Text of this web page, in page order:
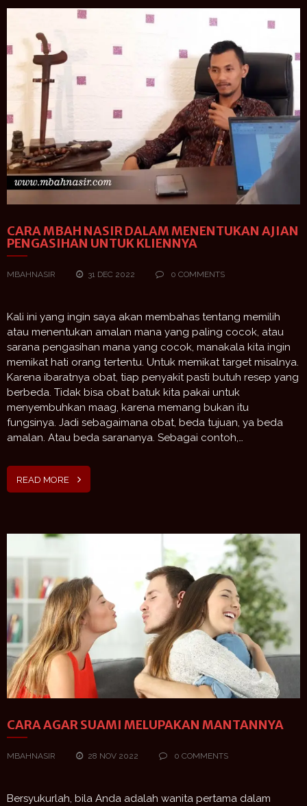
CARA MBAH NASIR DALAM MENENTUKAN AJIAN
PENGASIHAN UNTUK KLIENNYA
MBAHNASIR 31 DEC 2022 0 COMMENTS
Kali ini yang ingin saya akan membahas tentang memilih
atau menentukan amalan mana yang paling cocok, atau
sarana pengasihan mana yang cocok, manakala kita ingin
memikat hati orang tertentu. Untuk memikat target misalnya.
Karena ibaratnya obat, tiap penyakit pasti butuh resep yang
berbeda. Tidak bisa obat batuk kita pakai untuk
menyembuhkan maag, karena memang bukan itu
fungsinya. Jadi sebagaimana obat, beda tujuan, ya beda
amalan. Atau beda sarananya. Sebagai contoh,…
READ MORE
CARA AGAR SUAMI MELUPAKAN MANTANNYA
MBAHNASIR 28 NOV 2022 0 COMMENTS
Bersyukurlah, bila Anda adalah wanita pertama dalam